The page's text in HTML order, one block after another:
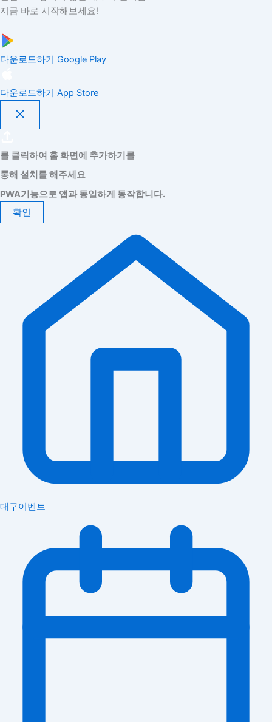
지금 바로 시작해보세요!
다운로드하기 Google Play
다운로드하기 App Store
를 클릭하여 홈 화면에 추가하기를
통해 설치를 해주세요
PWA기능으로 앱과 동일하게 동작합니다.
확인
대구이벤트